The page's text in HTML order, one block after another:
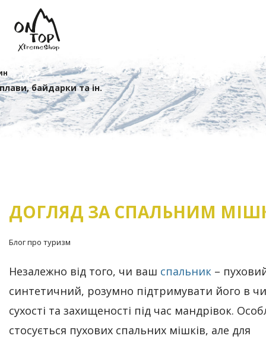
байдарки та ін.
ДОГЛЯД ЗА СПАЛЬНИМ
Блог про туризм
Незалежно від того, чи ваш спальник –
синтетичний, розумно підтримувати його в
сухості та захищеності під час мандрівок.
стосується пухових спальних мішків, але для